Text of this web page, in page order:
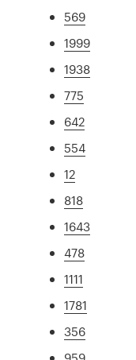
569
1999
1938
775
642
554
12
818
1643
478
1111
1781
356